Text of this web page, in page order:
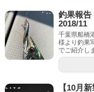
釣果報告
2018/11
千葉県船橋
様より釣果
でご紹介し
【10月